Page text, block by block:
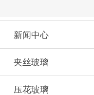
新闻中心
夹丝玻璃
压花玻璃